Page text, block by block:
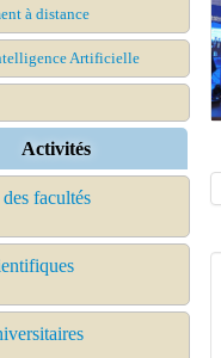
à distance
Artificielle
Activités
facultés